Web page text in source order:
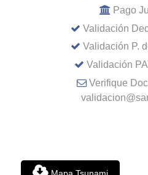
Pago
Validación
Validación P.
Validación
Verifique